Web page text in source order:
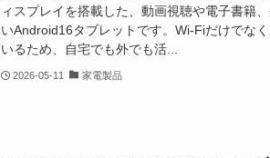
ィスプレイを搭載した、動画視聴や電子書籍
いAndroid16タブレットです。Wi-Fiだけでな
いるため、自宅でも外でも活...
2026-05-11 家電製品